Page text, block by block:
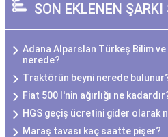
SON EKLENEN ŞARKI
Adana Alparslan Türkeş Bilim
nerede?
Traktörün beyni nerede
Fiat 500 l'nin ağırlığı ne
HGS geçiş ücretini gider olarak
Maraş tavası kaç saatte pişer?